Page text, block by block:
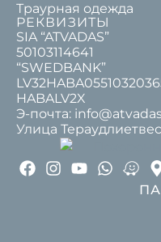
Траурная одежда
РЕКВИЗИТЫ
SIA “ATVADAS”
50103114641
“SWEDBANK”
HABALV2X
Э-почта:
Улица